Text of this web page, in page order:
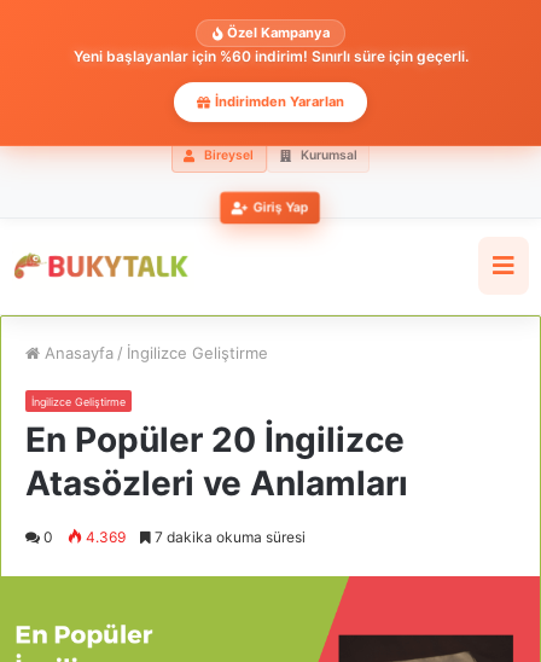
Özel Kampanya
Yeni başlayanlar için %60 indirim! Sınırlı süre için geçerli.
İndirimden Yararlan
Bireysel Kurumsal
Giriş Yap
Anasayfa / İngilizce Geliştirme
İngilizce Geliştirme
En Popüler 20 İngilizce
Atasözleri ve Anlamları
0 4.369 7 dakika okuma süresi